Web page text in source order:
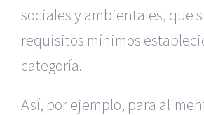
sociales y ambientales, que
requisitos mínimos
categoría.
Así, por ejemplo, para